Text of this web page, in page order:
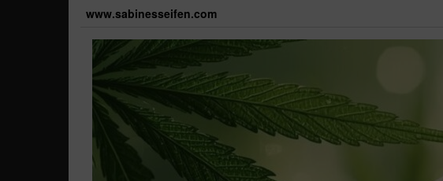
www.sabinesseifen.com